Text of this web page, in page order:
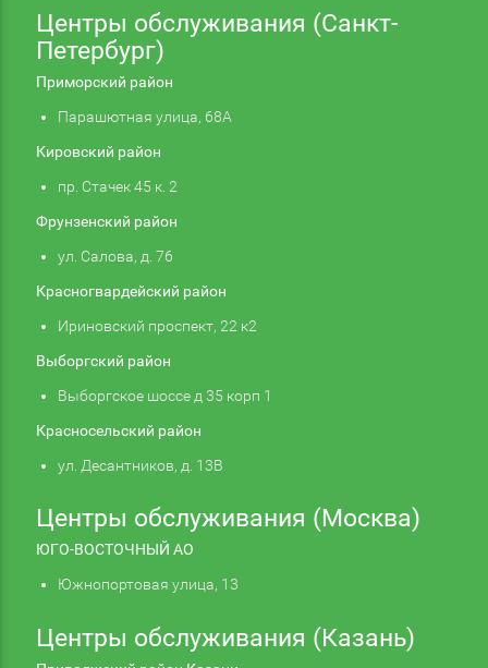
Центры обслуживания (Санкт-
Петербург)
Приморский район
Парашютная улица, 68А
Кировский район
пр. Стачек 45 к. 2
Фрунзенский район
ул. Салова, д. 76
Красногвардейский район
Ириновский проспект, 22 к2
Выборгский район
Выборгское шоссе д 35 корп 1
Красносельский район
ул. Десантников, д. 13В
Центры обслуживания (Москва)
ЮГО-ВОСТОЧНЫЙ АО
Южнопортовая улица, 13
Центры обслуживания (Казань)